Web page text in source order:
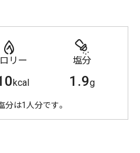
リー
kcal
塩分
1.9g
分は1人分です。